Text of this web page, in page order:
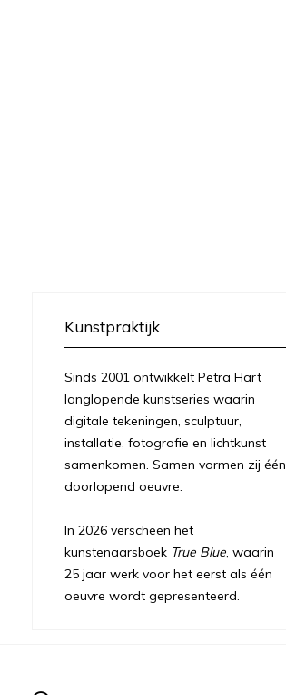
Kunstpraktijk
Sinds 2001 ontwikkelt Petra Hart
langlopende kunstseries waarin
digitale tekeningen, sculptuur,
installatie, fotografie en lichtkunst
samenkomen. Samen vormen zij één
doorlopend oeuvre.
In 2026 verscheen het
kunstenaarsboek True Blue, waarin
25 jaar werk voor het eerst als één
oeuvre wordt gepresenteerd.